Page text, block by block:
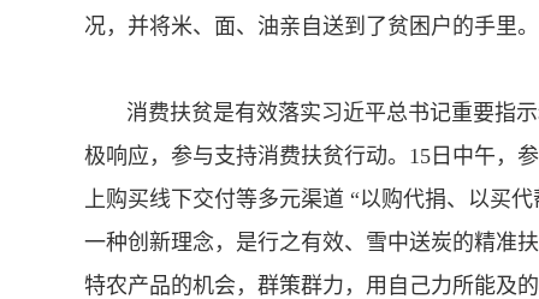
况，并将米、面、油亲自送到了贫困户的手里。
消费扶贫是有效落实习近平总书记重要指
极响应，参与支持消费扶贫行动。 15日中午，
上购买线下交付等多元渠道 “以购代捐、以买
一种创新理念，是行之有效、雪中送炭的精准
特农产品的机会，群策群力，用自己力所能及